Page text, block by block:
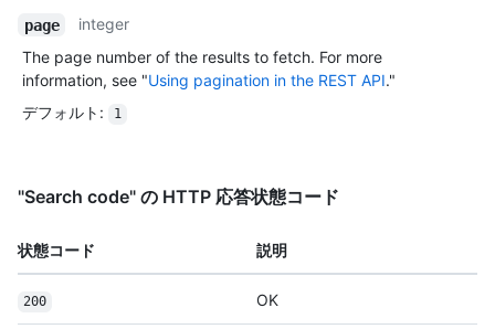
page
integer
The page number of the results to fetch. For more
information, see "Using pagination in the REST API."
デフォルト : 1
"Search code" の HTTP 応答状態コード
状態コード 説明
200 OK